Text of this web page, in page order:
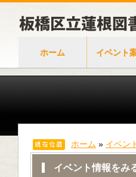
ホーム イベント
ホーム » イベン
イベント情報をみ